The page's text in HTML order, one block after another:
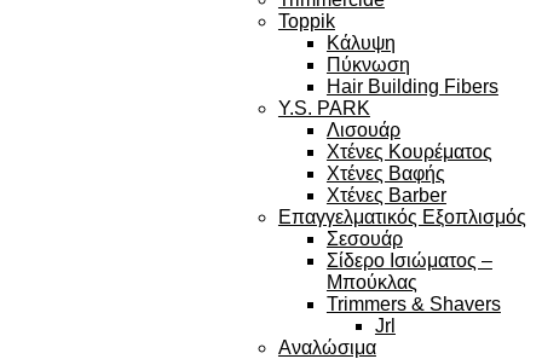
Toppik
Κάλυψη
Πύκνωση
Hair Building Fibers
Y.S. PARK
Λισουάρ
Χτένες Κουρέματος
Χτένες Βαφής
Χτένες Barber
Επαγγελματικός Εξοπλισμός
Σεσουάρ
Σίδερο Ισιώματος –
Μπούκλας
Trimmers & Shavers
Jrl
Αναλώσιμα